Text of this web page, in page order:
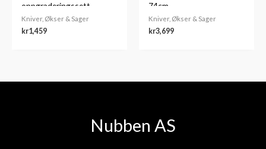
oppgraderingssett
Kniver, Økser & Sager
kr1,459
74cm
Kniver, Økser & Sager
kr3,699
Nubben AS